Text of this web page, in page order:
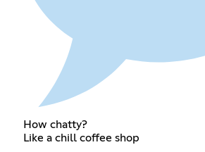
How chatty?
Like a chill coffee shop